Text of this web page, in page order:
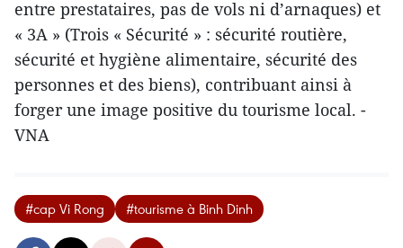
entre prestataires, pas de vols ni d’arnaques) et
« 3A » (Trois « Sécurité » : sécurité routière,
sécurité et hygiène alimentaire, sécurité des
personnes et des biens), contribuant ainsi à
forger une image positive du tourisme local. -
VNA
#cap Vi Rong #tourisme à Binh Dinh